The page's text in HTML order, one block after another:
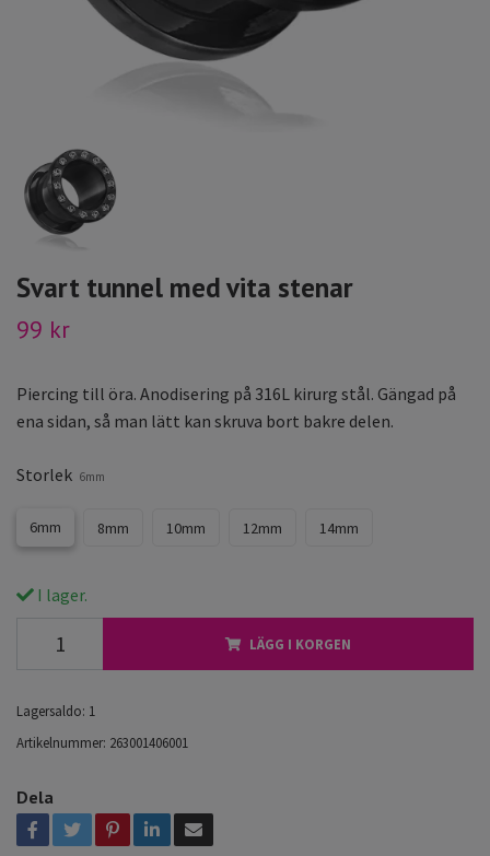
Svart tunnel med vita stenar
99 kr
Piercing till öra. Anodisering på 316L kirurg stål. Gängad på
ena sidan, så man lätt kan skruva bort bakre delen.
Storlek 6mm
6mm 8mm 10mm 12mm 14mm
I lager.
LÄGG I KORGEN
Lagersaldo: 1
Artikelnummer: 263001406001
Dela